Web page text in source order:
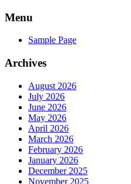
Skip
content
Menu
Sample Page
Archives
August 2026
July 2026
June 2026
May 2026
April 2026
March 2026
February 2026
January 2026
December 2025
November 2025